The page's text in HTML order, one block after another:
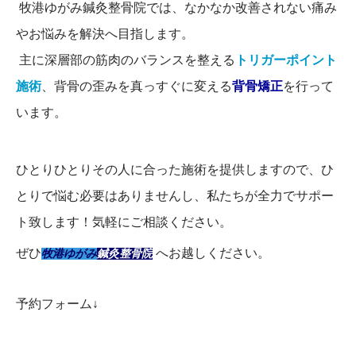
牧港ゆがみ鍼灸整骨院では、なかなか改善されない痛み
やお悩みを解決へ目指します。
主に深層部の筋肉のバランスを整える トリガーポイント
施術、背骨の歪みを真っすぐに変える背骨矯正を行って
います。
ひとりひとりその人に合った施術を提供しますので、ひ
とりで悩む必要はありませんし、私たちが全力でサポー
ト致します！気軽にご相談ください。
ぜひ牧港ゆがみ鍼灸整骨院 へお越しください。
予約フォーム↓